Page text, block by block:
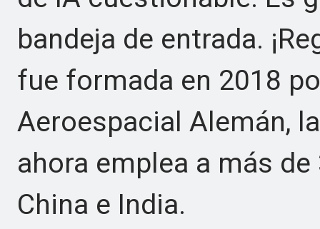
bandeja de entrada.
fue formada en 2018
Aeroespacial Alemán,
ahora emplea a más
China e India.